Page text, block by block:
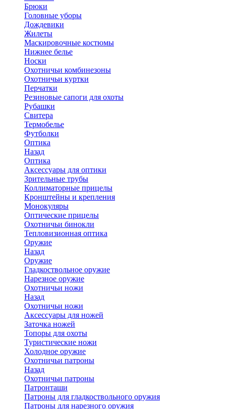
Брюки
Головные уборы
Дождевики
Жилеты
Маскировочные костюмы
Нижнее белье
Носки
Охотничьи комбинезоны
Охотничьи куртки
Перчатки
Резиновые сапоги для охоты
Рубашки
Свитера
Термобелье
Футболки
Оптика
Назад
Оптика
Аксессуары для оптики
Зрительные трубы
Коллиматорные прицелы
Кронштейны и крепления
Монокуляры
Оптические прицелы
Охотничьи бинокли
Тепловизионная оптика
Оружие
Назад
Оружие
Гладкоствольное оружие
Нарезное оружие
Охотничьи ножи
Назад
Охотничьи ножи
Аксессуары для ножей
Заточка ножей
Топоры для охоты
Туристические ножи
Холодное оружие
Охотничьи патроны
Назад
Охотничьи патроны
Патронташи
Патроны для гладкоствольного оружия
Патроны для нарезного оружия